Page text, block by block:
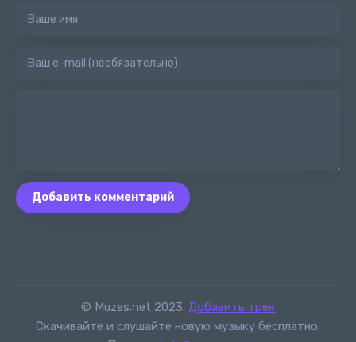
Добавить комментарий
© Muzes.net 2023. Добавить трек
Скачивайте и слушайте новую музыку бесплатно.